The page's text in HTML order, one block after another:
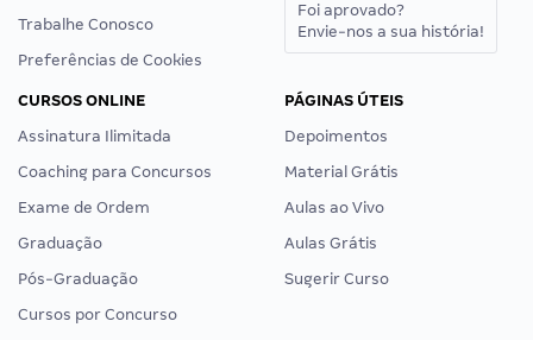
Trabalhe Conosco
Preferências de Cookies
Foi aprovado?
Envie-nos a sua história!
CURSOS ONLINE
Assinatura Ilimitada
Coaching para Concursos
Exame de Ordem
Graduação
Pós-Graduação
Cursos por Concurso
PÁGINAS ÚTEIS
Depoimentos
Material Grátis
Aulas ao Vivo
Aulas Grátis
Sugerir Curso